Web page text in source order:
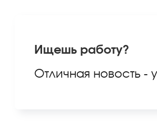
Ищешь работу?
Отличная новость -